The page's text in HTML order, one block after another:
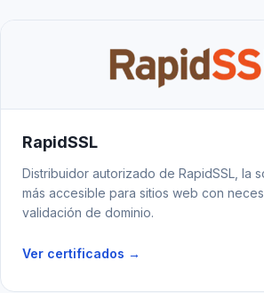
RapidSSL
Distribuidor autorizado de RapidSSL, la
más accesible para sitios web con
validación de dominio.
Ver certificados →